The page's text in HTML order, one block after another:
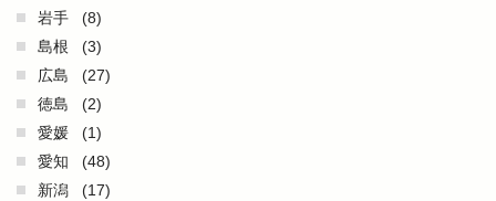
岩手
(8)
島根
(3)
広島
(27)
徳島
(2)
愛媛
(1)
愛知
(48)
新潟
(17)